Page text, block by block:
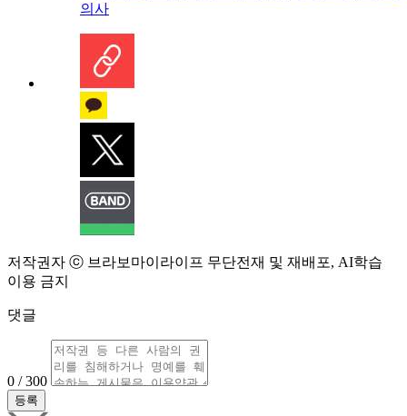
의사
저작권자 ⓒ 브라보마이라이프 무단전재 및 재배포, AI학습
이용 금지
댓글
0 / 300